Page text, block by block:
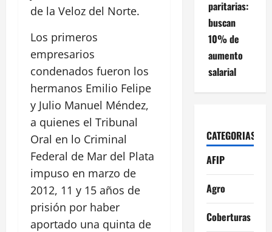
de la Veloz del Norte.
Los primeros
empresarios
condenados fueron los
hermanos Emilio Felipe
y Julio Manuel Méndez,
a quienes el Tribunal
Oral en lo Criminal
Federal de Mar del Plata
impuso en marzo de
2012, 11 y 15 años de
prisión por haber
aportado una quinta de
paritarias:
buscan
10% de
aumento
salarial
CATEGORIAS
AFIP
Agro
Coberturas